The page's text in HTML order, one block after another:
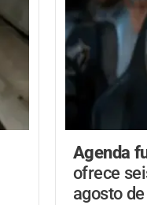
Agenda
ofrece
agosto